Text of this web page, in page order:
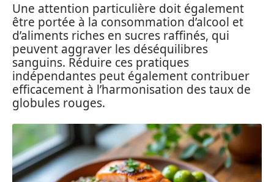
Une attention particulière doit également
être portée à la consommation d’alcool et
d’aliments riches en sucres raffinés, qui
peuvent aggraver les déséquilibres
sanguins. Réduire ces pratiques
indépendantes peut également contribuer
efficacement à l’harmonisation des taux de
globules rouges.